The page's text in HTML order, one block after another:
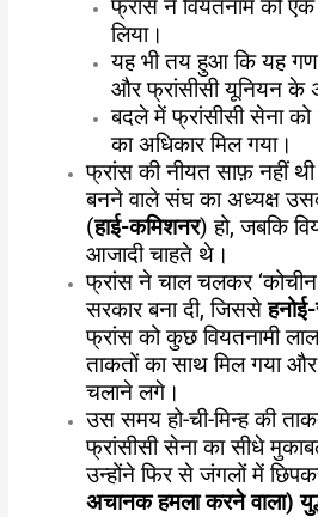
फ्रांस ने वियतनाम को
लिया।
यह भी तय हुआ कि यह
और फ्रांसीसी यूनियन के
बदले में फ्रांसीसी सेना
का अधिकार मिल गया।
फ्रांस की नीयत साफ़ नहीं
बनने वाले संघ का अध्यक्ष
(हाई-कमिशनर) हो, जबकि
आजादी चाहते थे।
फ्रांस ने चाल चलकर
सरकार बना दी, जिससे
फ्रांस को कुछ वियतनामी
ताकतों का साथ मिल गया
चलाने लगे।
उस समय हो-ची-मिन्ह की
फ्रांसीसी सेना का सीधे
उन्होंने फिर से जंगलों में
अचानक हमला करने वाला)